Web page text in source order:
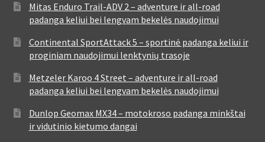
Mitas Enduro Trail-ADV 2 – adventure ir all-road
padanga keliui bei lengvam bekelės naudojimui
Continental SportAttack 5 – sportinė padanga keliui ir
proginiam naudojimui lenktynių trasoje
Metzeler Karoo 4 Street – adventure ir all-road
padanga keliui bei lengvam bekelės naudojimui
Dunlop Geomax MX34 – motokroso padanga minkštai
ir vidutinio kietumo dangai